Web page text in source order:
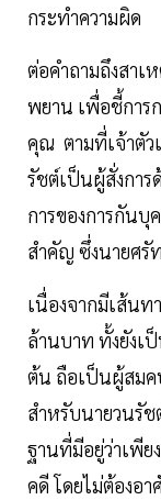
กระทำความผิด
ต่อคำถามถึงสาเ
พยาน เพื่อชี้การ
คุณ ตามที่เจ้าตัว
รัชต์เป็นผู้สั่งการ
การของการกันบุ
สำคัญ ซึ่งนายศรั
เนื่องจากมีเส้น
ล้านบาท ทั้งยังเป็
ต้น ถือเป็นผู้สม
สำหรับนายวนรั
ฐานที่มีอยู่ว่าเพีย
คดี โดยไม่ต้องอา